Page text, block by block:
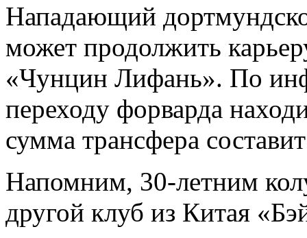
Нападающий
может продолжить
«Чунцин Лифань». По
переходу форварда
сумма трансфера
Напомним, 30-летним
другой клуб из Китая